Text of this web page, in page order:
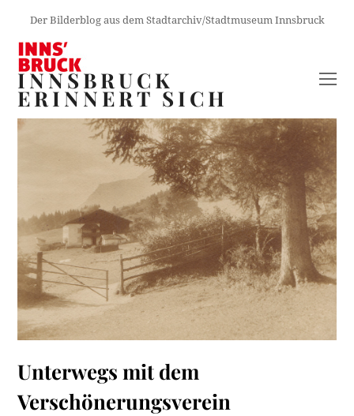
Der Bilderblog aus dem Stadtarchiv/Stadtmuseum Innsbruck
INNSBRUCK
ERINNERT SICH
Unterwegs mit dem
Verschönerungsverein